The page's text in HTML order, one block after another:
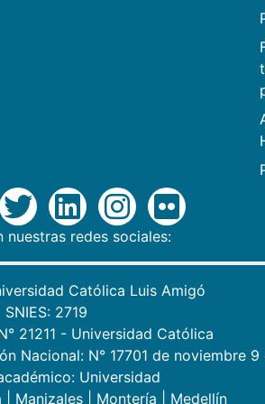
nuestras redes sociales:
Católica Luis Amigó
SNIES: 2719
21211 - Universidad Católica
Nacional: N° 17701 de noviembre 9
Universidad
Manizales| Montería Medellín